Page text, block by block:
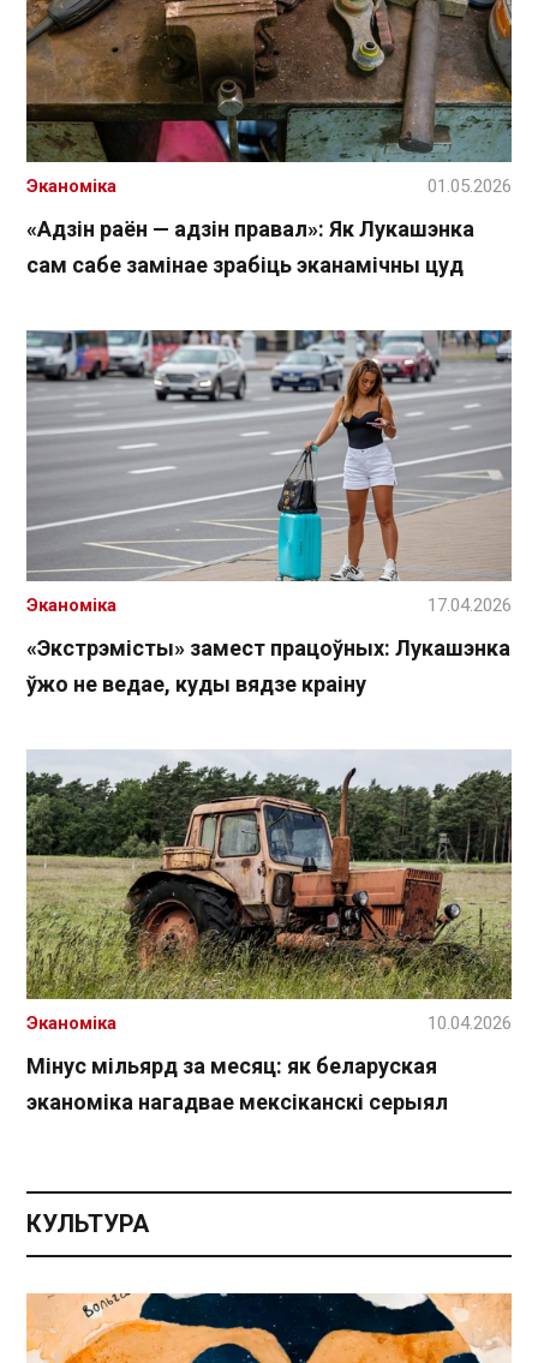
«Адзін раён — адзін правал»: Як Лукашэнка
сам сабе замінае зрабіць эканамічны цуд
Эканоміка 01.05.2026
«Экстрэмісты» замест працоўных: Лукашэнка
ўжо не ведае, куды вядзе краіну
Эканоміка 17.04.2026
Мінус мільярд за месяц: як беларуская
эканоміка нагадвае мексіканскі серыял
Эканоміка 10.04.2026
КУЛЬТУРА